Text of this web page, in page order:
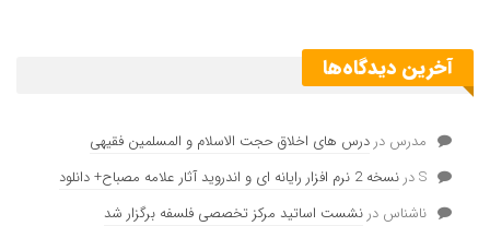
آخرین دیدگاه‌ها
مدرس در درس های اخلاق حجت الاسلام و المسلمین فقیهی
Sدر نسخه 2 نرم افزار رایانه ای و اندروید آثار علامه مصباح+ دانلود
ناشناس در نشست اساتید مرکز تخصصی فلسفه برگزار شد